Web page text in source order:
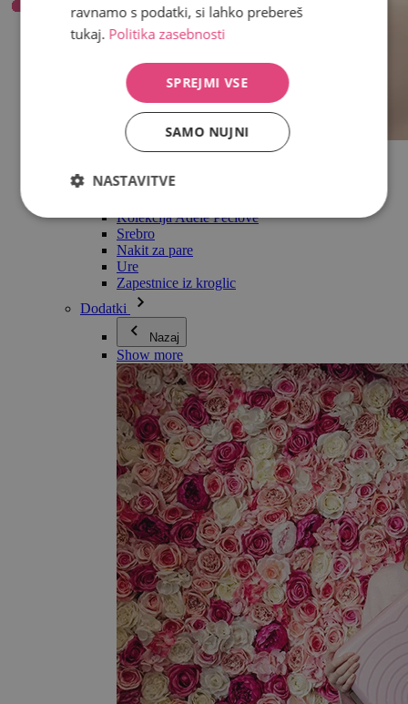
Vse v kategoriji Nakit
Zapestnice
Kolekcija Adéle Pečlové
Srebro
Nakit za pare
Ure
Zapestnice iz kroglic
Dodatki
Nazaj
Show more
ravnamo s podatki, si lahko prebereš
tukaj. Politika zasebnosti
SPREJMI VSE
SAMO NUJNI
NASTAVITVE